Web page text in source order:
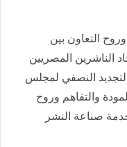
التعاون بين
الناشرين المصريين
النصفي لمجلس
والتفاهم وروح
صناعة النشر